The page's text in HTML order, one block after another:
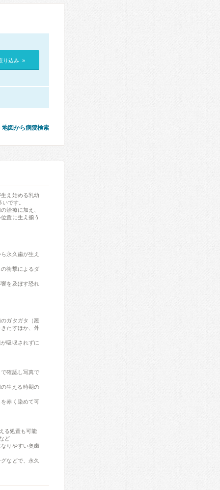
り込み »
地図から病院検索
え始める乳幼
です。
治療に加え、
置に生え揃う
永久歯が生え
衝撃によるダ
を及ぼす恐れ
ガタガタ（叢
たすほか、外
吸収されずに
確認し写真で
生える時期の
赤く染めて可
る処置も可能
ど
りやすい奥歯
などで、永久